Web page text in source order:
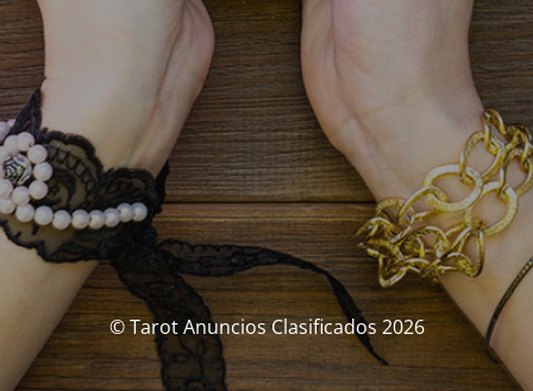
© Tarot Anuncios Clasificados 2026